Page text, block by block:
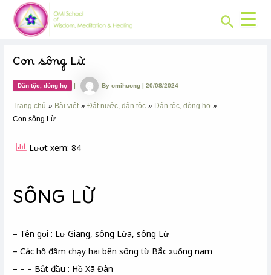
content
Search
Con sông Lừ
Dân tộc, dòng họ | Byomihuong|20/08/2024
Trang chủ Bài viết Đất nước, dân tộc
Dân tộc, dòng họ
Con sông Lừ
Lượt xem: 84
SÔNG LỪ
– Tên gọi : Lư Giang, sông Lừa, sông Lừ
– Các hồ đầm chạy hai bên sông từ Bắc xuống nam
– – – Bắt đầu : Hồ Xã Đàn
Post
navigation
CHUYÊN
MỤC: